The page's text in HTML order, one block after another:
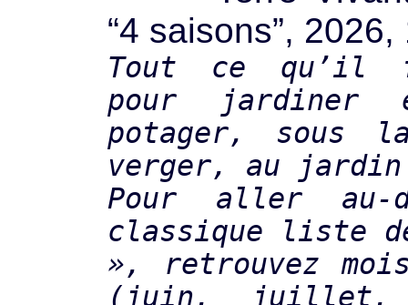
“4 saisons”,
Tout ce qu’il
pour jardiner
potager, sous
verger, au jardin
Pour aller
classique liste
», retrouvez
(juin, juillet,